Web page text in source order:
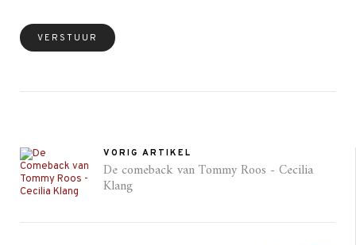
VORIG ARTIKEL
De comeback van Tommy Roos - Cecilia
Klang